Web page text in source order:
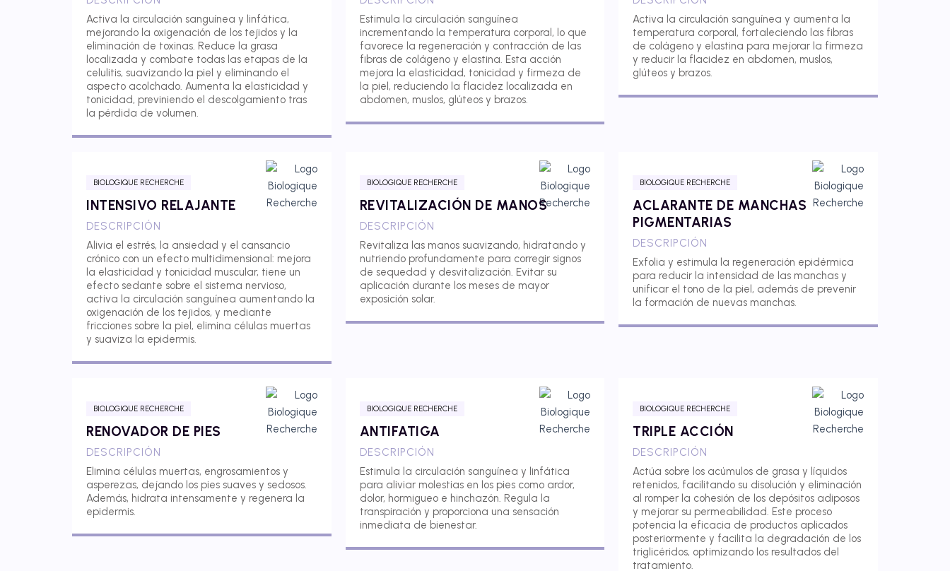
Activa la circulación sanguínea y linfática,
mejorando la oxigenación de los tejidos y la
eliminación de toxinas. Reduce la grasa
localizada y combate todas las etapas de la
celulitis, suavizando la piel y eliminando el
aspecto acolchado. Aumenta la elasticidad y
tonicidad, previniendo el descolgamiento tras
la pérdida de volumen.
Estimula la circulación sanguínea
incrementando la temperatura corporal, lo que
favorece la regeneración y contracción de las
fibras de colágeno y elastina. Esta acción
mejora la elasticidad, tonicidad y firmeza de
la piel, reduciendo la flacidez localizada en
abdomen, muslos, glúteos y brazos.
Activa la circulación sanguínea y aumenta la
temperatura corporal, fortaleciendo las fibras
de colágeno y elastina para mejorar la firmeza
y reducir la flacidez en abdomen, muslos,
glúteos y brazos.
BIOLOGIQUE RECHERCHE
INTENSIVO RELAJANTE
DESCRIPCIÓN
Alivia el estrés, la ansiedad y el cansancio
crónico con un efecto multidimensional: mejora
la elasticidad y tonicidad muscular, tiene un
efecto sedante sobre el sistema nervioso,
activa la circulación sanguínea aumentando la
oxigenación de los tejidos, y mediante
fricciones sobre la piel, elimina células muertas
y suaviza la epidermis.
BIOLOGIQUE RECHERCHE
REVITALIZACIÓN DE MANOS
DESCRIPCIÓN
Revitaliza las manos suavizando, hidratando y
nutriendo profundamente para corregir signos
de sequedad y desvitalización. Evitar su
aplicación durante los meses de mayor
exposición solar.
BIOLOGIQUE RECHERCHE
ACLARANTE DE MANCHAS
PIGMENTARIAS
DESCRIPCIÓN
Exfolia y estimula la regeneración epidérmica
para reducir la intensidad de las manchas y
unificar el tono de la piel, además de prevenir
la formación de nuevas manchas.
BIOLOGIQUE RECHERCHE
RENOVADOR DE PIES
DESCRIPCIÓN
Elimina células muertas, engrosamientos y
asperezas, dejando los pies suaves y sedosos.
Además, hidrata intensamente y regenera la
epidermis.
BIOLOGIQUE RECHERCHE
ANTIFATIGA
DESCRIPCIÓN
Estimula la circulación sanguínea y linfática
para aliviar molestias en los pies como ardor,
dolor, hormigueo e hinchazón. Regula la
transpiración y proporciona una sensación
inmediata de bienestar.
BIOLOGIQUE RECHERCHE
TRIPLE ACCIÓN
DESCRIPCIÓN
Actúa sobre los acúmulos de grasa y líquidos
retenidos, facilitando su disolución y eliminación
al romper la cohesión de los depósitos adiposos
y mejorar su permeabilidad. Este proceso
potencia la eficacia de productos aplicados
posteriormente y facilita la degradación de los
triglicéridos, optimizando los resultados del
tratamiento.